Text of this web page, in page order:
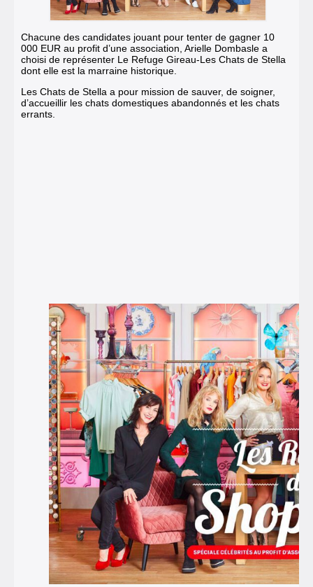
Chacune des candidates jouant pour tenter de gagner 10
000 EUR au profit d’une association, Arielle Dombasle a
choisi de représenter Le Refuge Gireau-Les Chats de Stella
dont elle est la marraine historique.
Les Chats de Stella a pour mission de sauver, de soigner,
d’accueillir les chats domestiques abandonnés et les chats
errants.